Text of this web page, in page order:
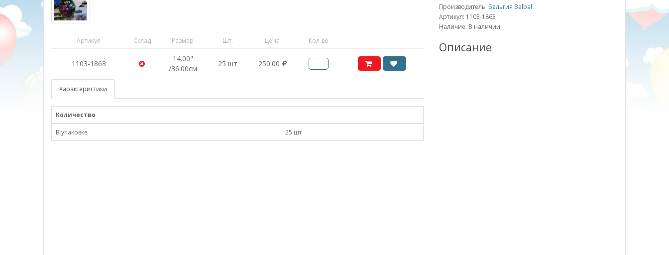
Артикул Склад Размер Шт. Цена Кол-во
1103-1863
14.00"
/36.00см
25 шт 250.00
Характеристики
Количество
В упаковке 25 шт
Производитель: Бельгия Belbal
Артикул: 1103-1863
Наличие: В наличии
Описание